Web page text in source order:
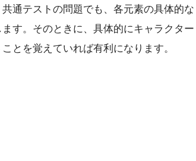
通テストの問題でも、各元素の具体的な
す。そのときに、具体的にキャラクター
とを覚えていれば有利になります。